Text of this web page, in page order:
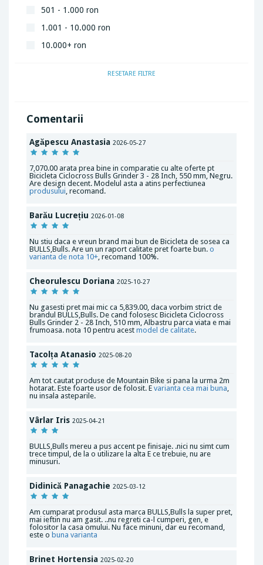
501 - 1.000 ron
1.001 - 10.000 ron
10.000+ ron
RESETARE FILTRE
Comentarii
Agăpescu Anastasia 2026-05-27
7,070.00 arata prea bine in comparatie cu alte oferte pt
Bicicleta Ciclocross Bulls Grinder 3 - 28 Inch, 550 mm, Negru.
Are design decent. Modelul asta a atins perfectiunea
produsului, recomand.
Barău Lucrețiu 2026-01-08
Nu stiu daca e vreun brand mai bun de Bicicleta de sosea ca
BULLS,Bulls. Are un un raport calitate pret foarte bun. o
varianta de nota 10+, recomand 100%.
Cheorulescu Doriana 2025-10-27
Nu gasesti pret mai mic ca 5,839.00, daca vorbim strict de
brandul BULLS,Bulls. De cand folosesc Bicicleta Ciclocross
Bulls Grinder 2 - 28 Inch, 510 mm, Albastru parca viata e mai
frumoasa. nota 10 pentru acest model de calitate.
Tacolța Atanasio 2025-08-20
Am tot cautat produse de Mountain Bike si pana la urma 2m
hotarat. Este foarte usor de folosit. E varianta cea mai buna,
nu insala asteparile.
Vârlar Iris 2025-04-21
BULLS,Bulls mereu a pus accent pe finisaje. .nici nu simt cum
trece timpul, de la o utilizare la alta E ce trebuie, nu are
minusuri.
Didinică Panagachie 2025-03-12
Am cumparat produsul asta marca BULLS,Bulls la super pret,
mai ieftin nu am gasit. ..nu regreti ca-l cumperi, gen, e
folositor la casa omului. Nu face minuni, dar eu recomand,
este o buna varianta
Brinet Hortensia 2025-02-20